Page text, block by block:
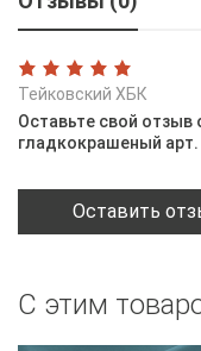
Тейковский ХБК
Оставьте свой отзыв
гладкокрашеный
Оставить
С этим